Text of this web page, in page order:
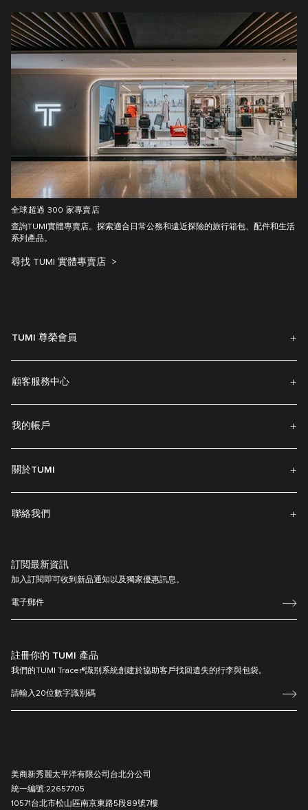
全球超過 300 家專賣店
查詢TUMI實體專賣店。探索適合日常公務和遠近探險的旅行箱包、配件和生活
系列產品。
尋找 TUMI 實體專賣店
TUMI 尊榮會員
顧客服務中心
我的帳戶
關於TUMI
聯絡我們
訂閲最新資訊
加入訂閱即可收到新品通知以及獨家優惠訊息。
註冊你的 TUMI 產品
我們的TUMI Tracer®識别系統創建於協助客戶找回遺失的行李與包袋。
美商新秀麗太平洋有限公司台北分公司
統一編號:22657705
10571台北市松山區南京東路5段89號7樓